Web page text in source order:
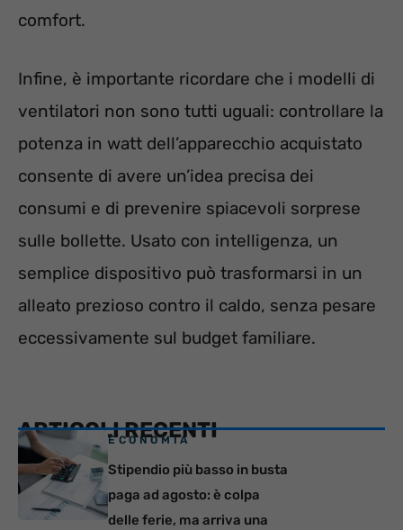
comfort.
Infine, è importante ricordare che i modelli di
ventilatori non sono tutti uguali: controllare la
potenza in watt dell’apparecchio acquistato
consente di avere un’idea precisa dei
consumi e di prevenire spiacevoli sorprese
sulle bollette. Usato con intelligenza, un
semplice dispositivo può trasformarsi in un
alleato prezioso contro il caldo, senza pesare
eccessivamente sul budget familiare.
ARTICOLI RECENTI
ECONOMIA
Stipendio più basso in busta
paga ad agosto: è colpa
delle ferie, ma arriva una